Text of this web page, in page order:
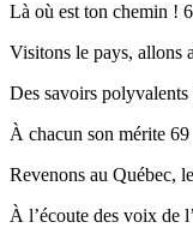
Là où est ton chemin !
Visitons le pays, allons
Des savoirs polyvalents
À chacun son mérite 69
Revenons au Québec,
À l’écoute des voix de